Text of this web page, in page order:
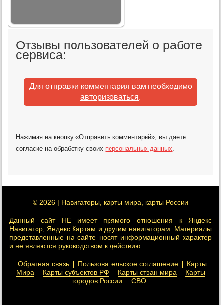
Отзывы пользователей о работе
сервиса:
Для отправки комментария вам необходимо
авторизоваться.
Нажимая на кнопку «Отправить комментарий», вы даете
согласие на обработку своих персональных данных.
© 2026 | Навигаторы, карты мира, карты России
Данный сайт НЕ имеет прямого отношения к Яндекс
Навигатор, Яндекс Картам и другим навигаторам. Материалы
представленные на сайте носят информационный характер
и не являются руководством к действию.
Обратная связь Пользовательское соглашение
Карты
Мира
Карты субъектов РФ Карты стран мира
Карты
городов России
СВО